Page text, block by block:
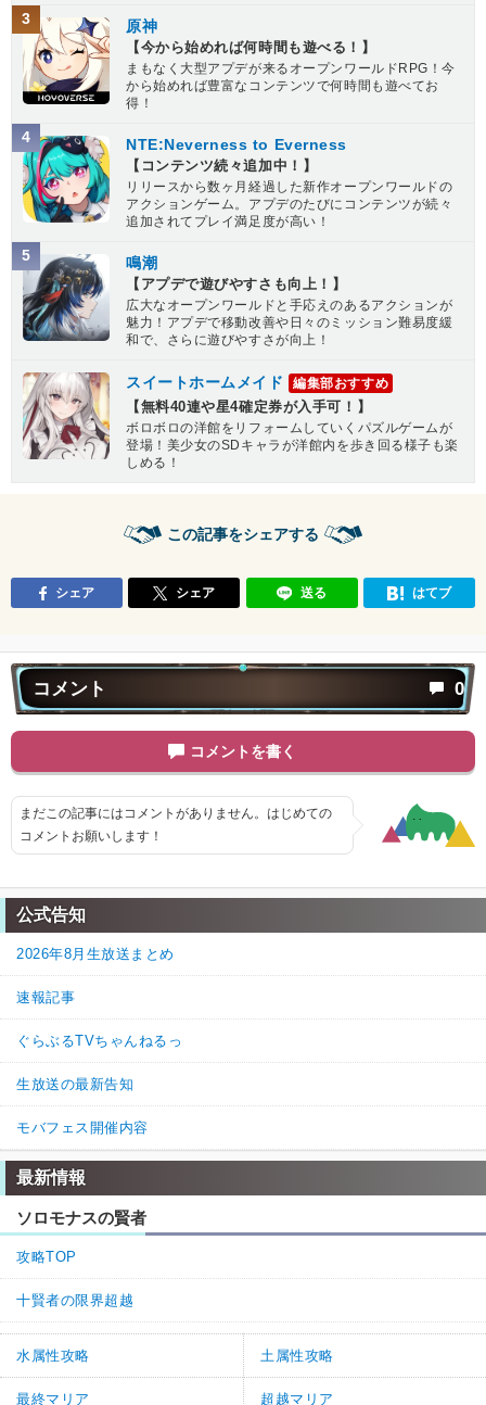
3 原神
【今から始めれば何時間も遊べる！】
まもなく大型アプデが来るオープンワールドRPG！今
から始めれば豊富なコンテンツで何時間も遊べてお
得！
4 NTE:Neverness to Everness
【コンテンツ続々追加中！】
リリースから数ヶ月経過した新作オープンワールドの
アクションゲーム。アプデのたびにコンテンツが続々
追加されてプレイ満足度が高い！
5 鳴潮
【アプデで遊びやすさも向上！】
広大なオープンワールドと手応えのあるアクションが
魅力！アプデで移動改善や日々のミッション難易度緩
和で、さらに遊びやすさが向上！
スイートホームメイド 編集部おすすめ
【無料40連や星4確定券が入手可！】
ボロボロの洋館をリフォームしていくパズルゲームが
登場！美少女のSDキャラが洋館内を歩き回る様子も楽
しめる！
この記事をシェアする
シェア シェア 送る はてブ
コメント 0
コメントを書く
まだこの記事にはコメントがありません。はじめての
コメントお願いします！
公式告知
2026年8月生放送まとめ
速報記事
ぐらぶるTVちゃんねるっ
生放送の最新告知
モバフェス開催内容
最新情報
ソロモナスの賢者
攻略TOP
十賢者の限界超越
水属性攻略 土属性攻略
最終マリア 超越マリア